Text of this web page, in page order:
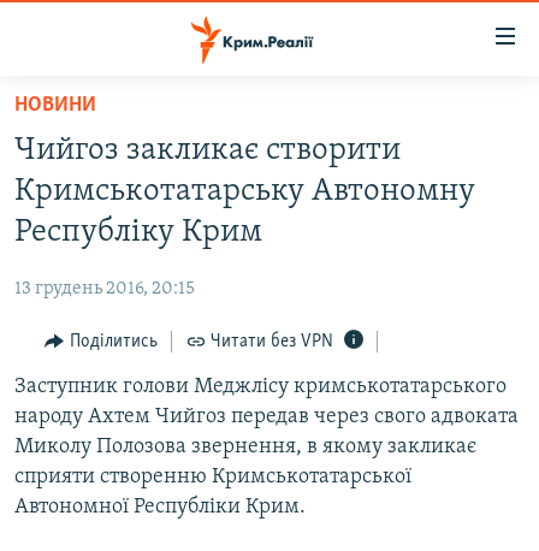
Перейти
основного
матеріалу
Перейти
до
основної
навігації
Перейти
пошуку
ВІДЕО ТА ФОТО
БЛОГИ
ПОГЛЯД
ІНТЕРВ'Ю
ВСЕ ЗА ДЕНЬ
СПЕЦПРОЕКТИ
ДЕПОРТАЦІЯ
ЯК ОБІЙТИ БЛОКУВАННЯ
НОВИНИ
Чийгоз закликає створити
Кримськотатарську Автономну
Республіку Крим
13 грудень 2016, 20:15
Поділитись Читати без VPN
Заступник голови Меджлісу кримськотатарського
народу Ахтем Чийгоз передав через свого адвоката
Миколу Полозова звернення, в якому закликає
сприяти створенню Кримськотатарської
Автономної Республіки Крим.